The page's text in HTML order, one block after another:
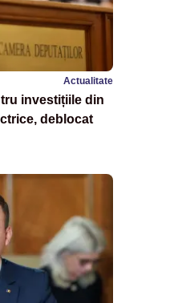
Actualitate
investițiile din
deblocat